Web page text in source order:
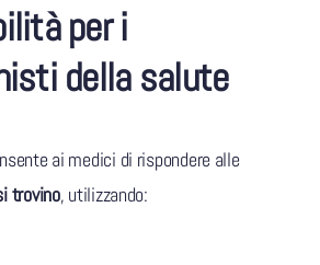
per i
della salute
ai medici di rispondere alle
trovino, utilizzando: